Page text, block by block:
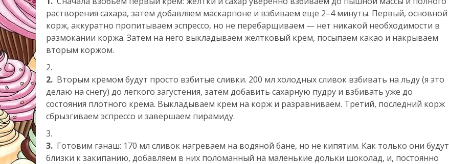
растворения сахара, затем добавляем маскарпоне и взбиваем еще 2–4 минуты. Первый, основной
корж, аккуратно пропитываем эспрессо, но не перебарщиваем — нет никакой необходимости в
размокании коржа. Затем на него выкладываем желтковый крем, посыпаем какао и накрываем
вторым коржом.
2. Вторым кремом будут просто взбитые сливки. 200 мл холодных сливок взбивать на льду (я это
делаю на снегу) до легкого загустения, затем добавить сахарную пудру и взбивать уже до
состояния плотного крема. Выкладываем крем на корж и разравниваем. Третий, последний корж
сбрызгиваем эспрессо и завершаем пирамиду.
3. Готовим ганаш: 170 мл сливок нагреваем на водяной бане, но не кипятим. Как только они будут
близки к закипанию, добавляем в них поломанный на маленькие дольки шоколад, и, постоянно